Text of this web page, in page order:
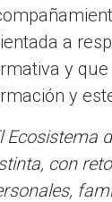
a
y
y
Ecosistema
con